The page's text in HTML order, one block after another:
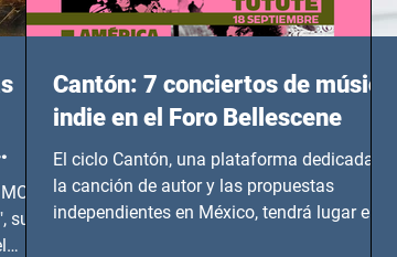
su
Cantón: 7 conciertos de música
indie en el Foro Bellescene
El ciclo Cantón, una plataforma dedicada a
la canción de autor y las propuestas
independientes en México, tendrá lugar en el